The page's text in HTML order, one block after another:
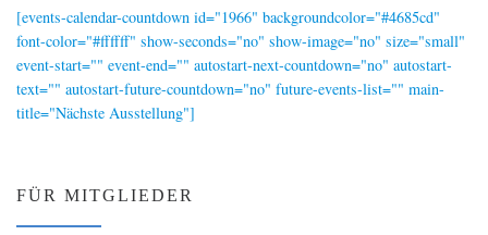
[events-calendar-countdown id="1966" backgroundcolor="#4685cd"
font-color="#ffffff" show-seconds="no" show-image="no" size="small"
event-start="" event-end="" autostart-next-countdown="no" autostart-
text="" autostart-future-countdown="no" future-events-list="" main-
title="Nächste Ausstellung"]
FÜR MITGLIEDER